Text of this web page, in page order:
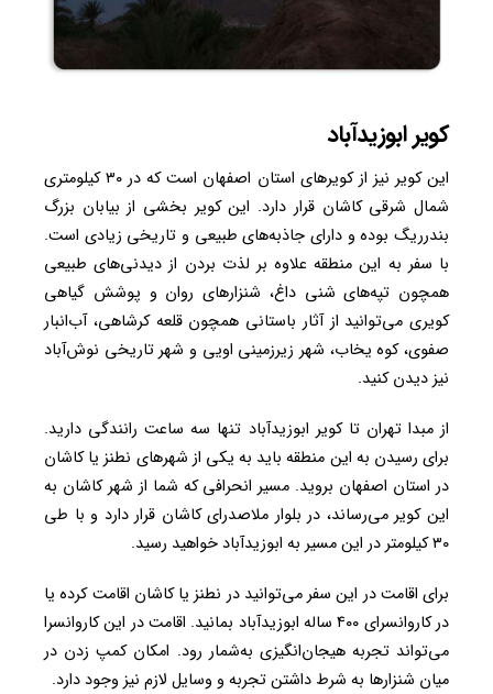
کویر ابوزیدآباد
این کویر نیز از کویرهای استان اصفهان است که در ۳۰ کیلومتری
شمال شرقی کاشان قرار دارد. این کویر بخشی از بیابان بزرگ
بندرریگ بوده و دارای جاذبه‌های طبیعی و تاریخی زیادی است.
با سفر به این منطقه علاوه بر لذت بردن از دیدنی‌های طبیعی
همچون تپه‌های شنی داغ، شنزارهای روان و پوشش گیاهی
کویری می‌توانید از آثار باستانی همچون قلعه کرشاهی، آب‌انبار
صفوی، کوه یخاب، شهر زیرزمینی اویی و شهر تاریخی نوش‌آباد
نیز دیدن کنید.
از مبدا تهران تا کویر ابوزیدآباد تنها سه ساعت رانندگی دارید.
برای رسیدن به این منطقه باید به یکی از شهرهای نطنز یا کاشان
در استان اصفهان بروید. مسیر انحرافی که شما از شهر کاشان به
این کویر می‌رساند، در بلوار ملاصدرای کاشان قرار دارد و با طی
۳۰ کیلومتر در این مسیر به ابوزیدآباد خواهید رسید.
برای اقامت در این سفر می‌توانید در نطنز یا کاشان اقامت کرده یا
در کاروانسرای ۴۰۰ ساله ابوزیدآباد بمانید. اقامت در این کاروانسرا
می‌تواند تجربه هیجان‌انگیزی به‌شمار رود. امکان کمپ زدن در
میان شنزارها به شرط داشتن تجربه و وسایل لازم نیز وجود دارد.